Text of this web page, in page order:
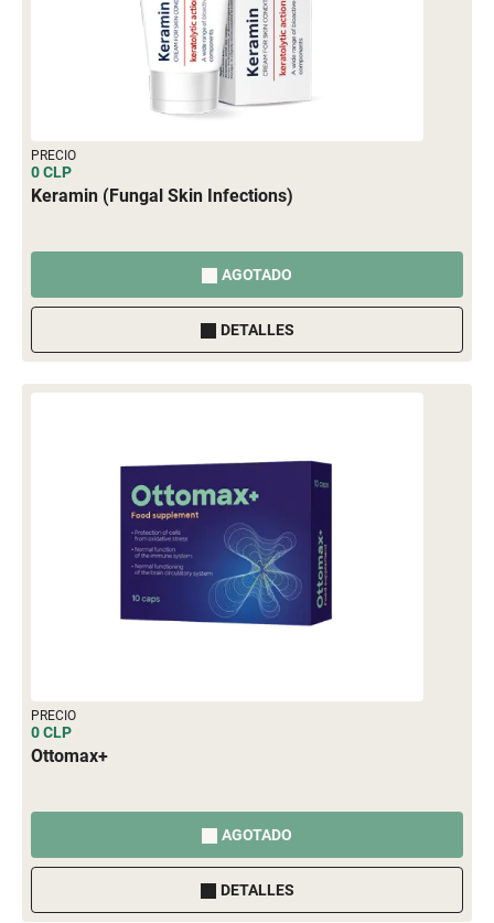
PRECIO
0 CLP
Keramin (Fungal Skin Infections)
AGOTADO
DETALLES
PRECIO
0 CLP
Ottomax+
AGOTADO
DETALLES